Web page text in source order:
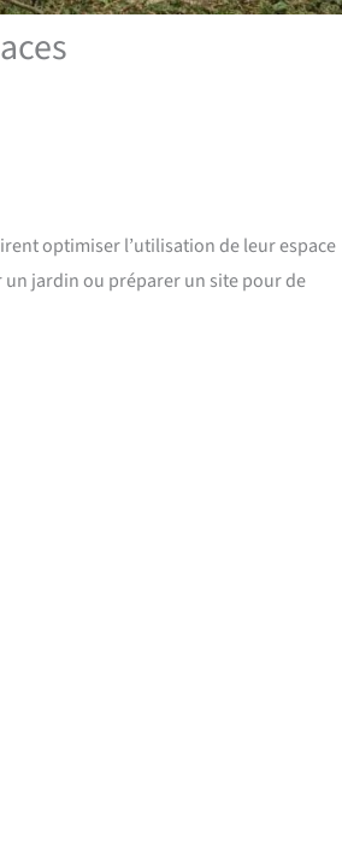
optimiser l’utilisation de leur espace
un jardin ou préparer un site pour de